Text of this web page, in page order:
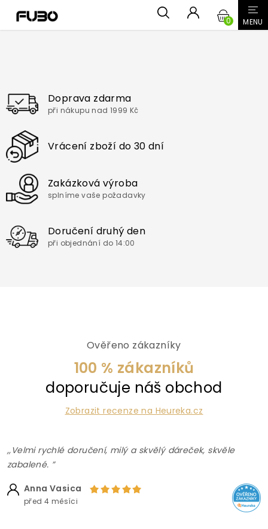
obsah
Doprava zdarma
při nákupu nad 1999 Kč
Vrácení zboží do 30 dní
Zakázková výroba
splníme vaše požadavky
Doručení druhý den
při objednání do 14:00
Ověřeno zákazníky
100 % zákazníků
doporučuje náš obchod
Zobrazit recenze na Heureka.cz
,,Velmi rychlé doručení, milý a skvělý dáreček, skvěle
zabalené. ”
Anna Vasica
před 4 měsíci